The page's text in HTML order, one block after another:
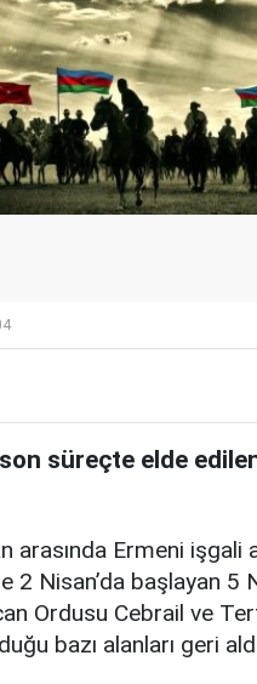
süreçte elde
arasında Ermeni işgali
2 Nisan’da başlayan 5
Ordusu Cebrail ve
bazı alanları geri